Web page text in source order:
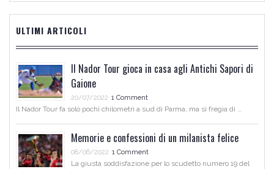
ULTIMI ARTICOLI
Il Nador Tour gioca in casa agli Antichi Sapori di
Gaione
20/07/2022 1 Comment
Il Nador Tour fa solo pochi chilometri a sud di Parma, ma si fregia di …
Memorie e confessioni di un milanista felice
08/06/2022 1 Comment
La giusta soddisfazione per lo scudetto numero 19 del